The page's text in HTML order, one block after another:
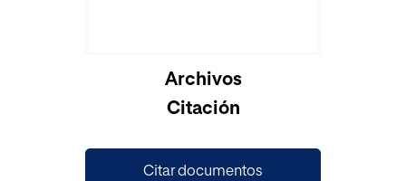
Archivos
Citación
Citar documentos